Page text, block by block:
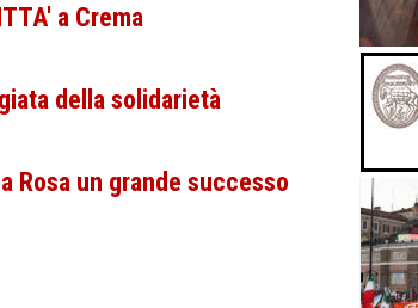
a Crema
della solidarietà
Rosa un grande successo